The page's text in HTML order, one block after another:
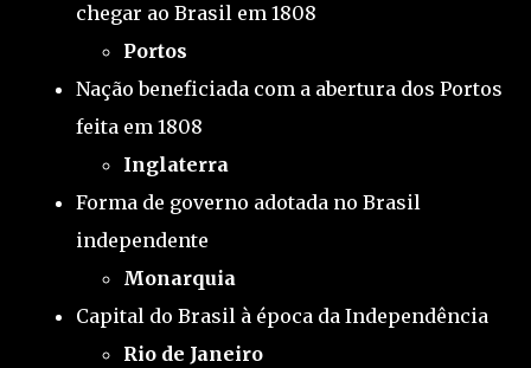
chegar ao Brasil em 1808
Portos
Nação beneficiada com a abertura dos Portos
feita em 1808
Inglaterra
Forma de governo adotada no Brasil
independente
Monarquia
Capital do Brasil à época da Independência
Rio de Janeiro